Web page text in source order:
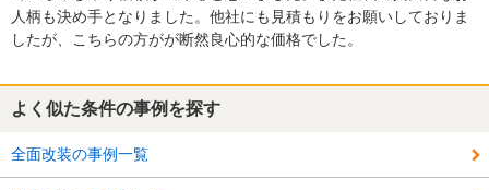
人柄も決め手となりました。他社にも見積もりをお願いしておりま
したが、こちらの方がが断然良心的な価格でした。
よく似た条件の事例を探す
全面改装の事例一覧